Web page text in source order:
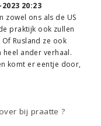
20:23
zowel ons als de US
praktijk ook zullen
Rusland ze ook
ander verhaal.
komt er eentje door,
bij praatte ?